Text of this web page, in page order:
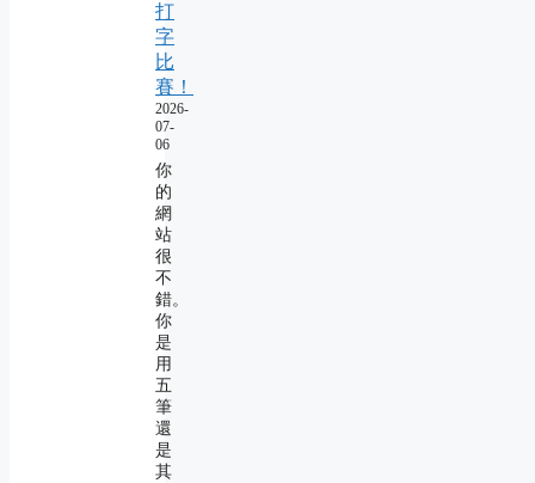
打
字
比
賽！
2026-
07-
06
你
的
網
站
很
不
錯。
你
是
用
五
筆
還
是
其